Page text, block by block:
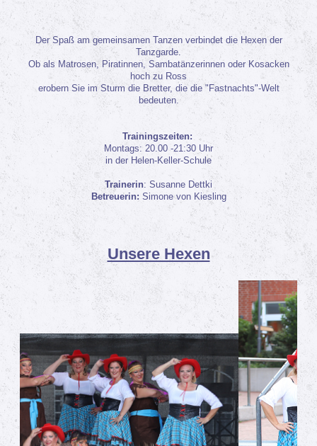
Der Spaß am gemeinsamen Tanzen verbindet die Hexen der
Tanzgarde.
Ob als Matrosen, Piratinnen, Sambatänzerinnen oder Kosacken
hoch zu Ross
erobern Sie im Sturm die Bretter, die die "Fastnachts"-Welt
bedeuten.
Trainingszeiten:
Montags: 20.00 -21:30 Uhr
in der Helen-Keller-Schule
Trainerin: Susanne Dettki
Betreuerin: Simone von Kiesling
Unsere Hexen